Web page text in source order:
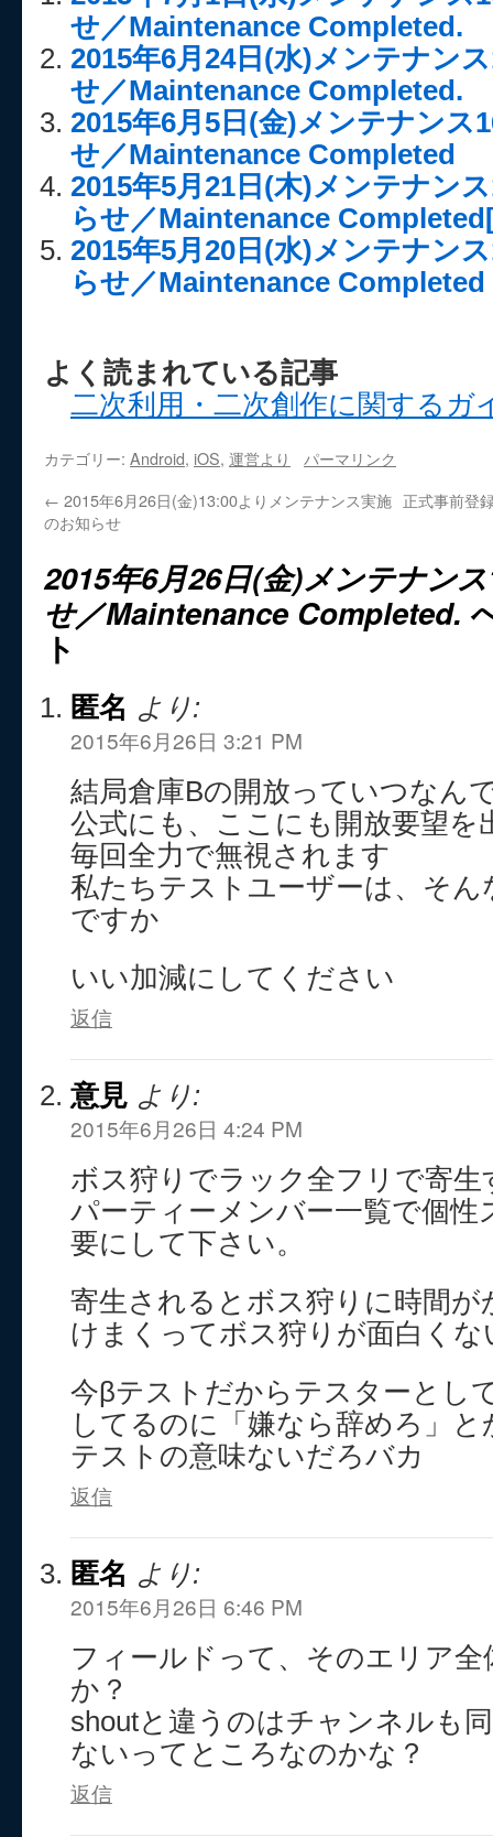
せ／Maintenance Completed.
2015年6月24日(水)メンテナン
せ／Maintenance Completed.
2015年6月5日(金)メンテナンス
せ／Maintenance Completed
2015年5月21日(木)メンテナン
らせ／Maintenance
2015年5月20日(水)メンテナン
らせ／Maintenance Completed
よく読まれている記事
二次利用・二次創作に関するガ
カテゴリー: Android, iOS, 運営より
パーマリンク
← 2015年6月26日(金)13:00よりメンテナンス実施
のお知らせ
正式事前登
2015年6月26日(金)メンテナン
せ／Maintenance Completed.
ト
匿名 より:
2015年6月26日 3:21 PM
結局倉庫Bの開放っていつなん
公式にも、ここにも開放要望を
毎回全力で無視されます
私たちテストユーザーは、そん
ですか
いい加減にしてください
返信
意見 より:
2015年6月26日 4:24 PM
ボス狩りでラック全フリで寄
パーティーメンバー一覧で個性
要にして下さい。
寄生されるとボス狩りに時間が
けまくってボス狩りが面白くな
今βテストだからテスターとし
してるのに「嫌なら辞めろ」
テストの意味ないだろバカ
返信
匿名 より:
2015年6月26日 6:46 PM
フィールドって、そのエリア
か？
shoutと違うのはチャンネルも
ないってところなのかな？
返信